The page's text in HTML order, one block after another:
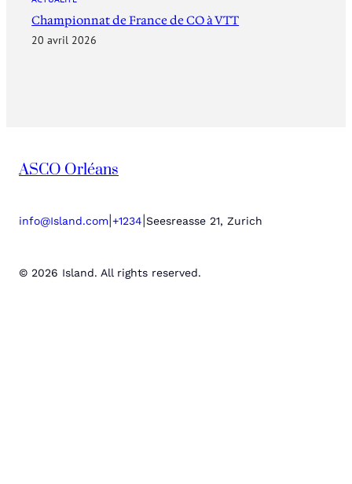
Championnat de France de CO à VTT
20 avril 2026
ASCO Orléans
info@Island.com +1234 Seesreasse 21, Zurich
© 2026 Island. All rights reserved.